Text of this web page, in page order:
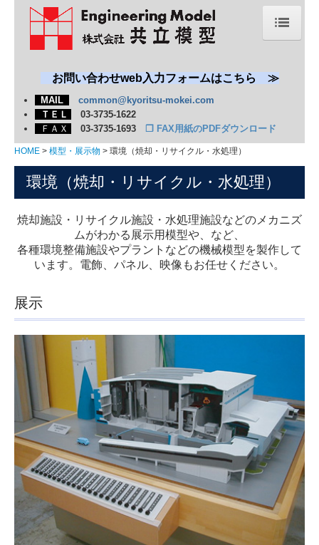
HOME
新着情報
会社概要
共立模型の強み
模型・展示物
エネルギー・プラント・機械
自動車・船舶・航空宇宙
環境（焼却・リサイクル・水処理）
科学館・博物館
学習教材
IT・その他
製作事例動画
オリジナル模型動画
サービス紹介動画
試作実験研究
展示体験装置
実験学習装置
各種表示装置
お問い合わせweb入力フォームはこちら ≫
MAIL
common@kyoritsu-mokei.com
ＴＥＬ
03-3735-1622
ＦＡＸ
03-3735-1693 ❐ FAX用紙のPDFダウンロード
HOME 模型・展示物 環境（焼却・リサイクル・水処理）
環境（焼却・リサイクル・水処理）
焼却施設・リサイクル施設・水処理施設などのメカニズ
ムがわかる展示用模型や、など、
各種環境整備施設やプラントなどの機械模型を製作して
います。電飾、パネル、映像もお任せください。
展示